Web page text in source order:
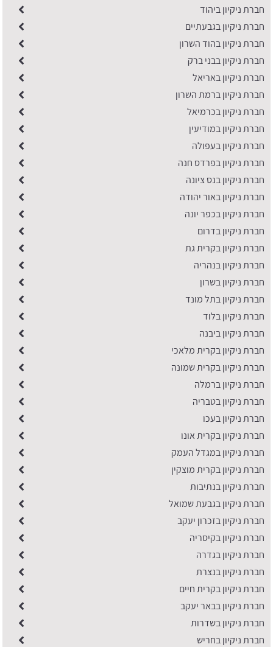
חברת ניקיון ביהוד
חברת ניקיון בגבעתיים
חברת ניקיון בהוד השרון
חברת ניקיון בבני ברק
חברת ניקיון באריאל
חברת ניקיון ברמת השרון
חברת ניקיון בכרמיאל
חברת ניקיון במודיעין
חברת ניקיון בעפולה
חברת ניקיון בפרדס חנה
חברת ניקיון בנס ציונה
חברת ניקיון באור יהודה
חברת ניקיון בכפר יונה
​חברת ניקיון בדרום
חברת ניקיון בקרית גת
חברת ניקיון בנהריה
חברת ניקיון בשרון
חברת ניקיון בתל מונד
חברת ניקיון בלוד
חברת ניקיון ביבנה
חברת ניקיון בקרית מלאכי
חברת ניקיון בקרית שמונה
חברת ניקיון ברמלה
חברת ניקיון בטבריה
חברת ניקיון בעכו
חברת ניקיון בקרית אונו
חברת ניקיון במגדל העמק
חברת ניקיון בקרית מוצקין
חברת ניקיון בנתיבות
חברת ניקיון בגבעת שמואל
חברת ניקיון בזכרון יעקב
חברת ניקיון בקיסריה
חברת ניקיון בגדרה
חברת ניקיון בנצרת
חברת ניקיון בקרית חיים
חברת ניקיון בבאר יעקב
חברת ניקיון בשדרות
חברת ניקיון בחריש